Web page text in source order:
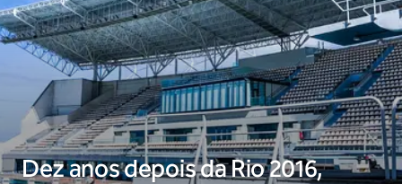
Dez anos depois da Rio 2016,